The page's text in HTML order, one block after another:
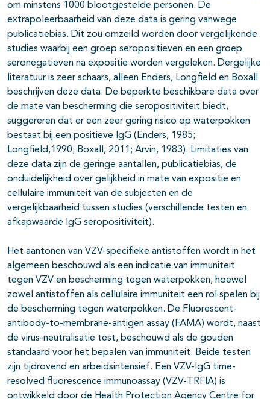
om minstens 1000 blootgestelde personen. De
extrapoleerbaarheid van deze data is gering vanwege
publicatiebias. Dit zou omzeild worden door vergelijkende
studies waarbij een groep seropositieven en een groep
seronegatieven na expositie worden vergeleken. Dergelijke
literatuur is zeer schaars, alleen Enders, Longfield en Boxall
beschrijven deze data. De beperkte beschikbare data over
de mate van bescherming die seropositiviteit biedt,
suggereren dat er een zeer gering risico op waterpokken
bestaat bij een positieve IgG (Enders, 1985;
Longfield,1990; Boxall, 2011; Arvin, 1983). Limitaties van
deze data zijn de geringe aantallen, publicatiebias, de
onduidelijkheid over gelijkheid in mate van expositie en
cellulaire immuniteit van de subjecten en de
vergelijkbaarheid tussen studies (verschillende testen en
afkapwaarde IgG seropositiviteit).
Het aantonen van VZV-specifieke antistoffen wordt in het
algemeen beschouwd als een indicatie van immuniteit
tegen VZV en bescherming tegen waterpokken, hoewel
zowel antistoffen als cellulaire immuniteit een rol spelen bij
de bescherming tegen waterpokken. De Fluorescent-
antibody-to-membrane-antigen assay (FAMA) wordt, naast
de virus-neutralisatie test, beschouwd als de gouden
standaard voor het bepalen van immuniteit. Beide testen
zijn tijdrovend en arbeidsintensief. Een VZV-IgG time-
resolved fluorescence immunoassay (VZV-TRFIA) is
ontwikkeld door de Health Protection Agency Centre for